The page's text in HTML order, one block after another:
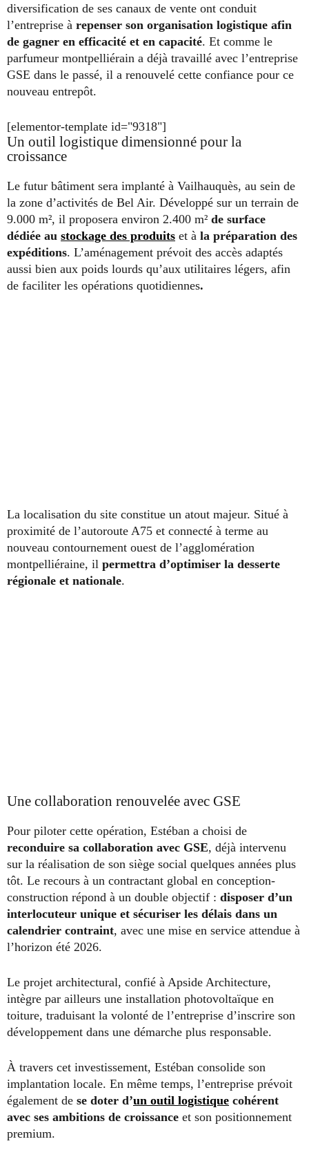
diversification de ses canaux de vente ont conduit
l’entreprise à repenser son organisation logistique afin
de gagner en efficacité et en capacité. Et comme le
parfumeur montpelliérain a déjà travaillé avec l’entreprise
GSE dans le passé, il a renouvelé cette confiance pour ce
nouveau entrepôt.
[elementor-template id="9318"]
Un outil logistique dimensionné pour la
croissance
Le futur bâtiment sera implanté à Vailhauquès, au sein de
la zone d’activités de Bel Air. Développé sur un terrain de
9.000 m², il proposera environ 2.400 m² de surface
dédiée au stockage des produits et à la préparation des
expéditions. L’aménagement prévoit des accès adaptés
aussi bien aux poids lourds qu’aux utilitaires légers, afin
de faciliter les opérations quotidiennes.
La localisation du site constitue un atout majeur. Situé à
proximité de l’autoroute A75 et connecté à terme au
nouveau contournement ouest de l’agglomération
montpelliéraine, il permettra d’optimiser la desserte
régionale et nationale.
Une collaboration renouvelée avec GSE
Pour piloter cette opération, Estéban a choisi de
reconduire sa collaboration avec GSE, déjà intervenu
sur la réalisation de son siège social quelques années plus
tôt. Le recours à un contractant global en conception-
construction répond à un double objectif : disposer d’un
interlocuteur unique et sécuriser les délais dans un
calendrier contraint, avec une mise en service attendue à
l’horizon été 2026.
Le projet architectural, confié à Apside Architecture,
intègre par ailleurs une installation photovoltaïque en
toiture, traduisant la volonté de l’entreprise d’inscrire son
développement dans une démarche plus responsable.
À travers cet investissement, Estéban consolide son
implantation locale. En même temps, l’entreprise prévoit
également de se doter d’un outil logistique cohérent
avec ses ambitions de croissance et son positionnement
premium.